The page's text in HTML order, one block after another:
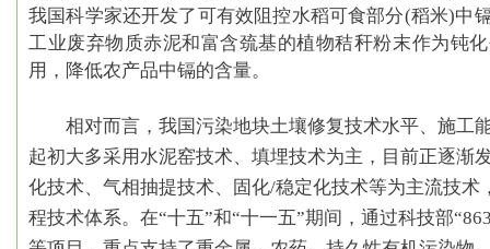
我国科学家还开发了可有效阻控水稻可食部分(稻米)中
工业废弃物质赤泥和富含巯基的植物秸秆粉末作为钝
用，降低农产品中镉的含量。
相对而言，我国污染地块土壤修复技术水平、施工
起初大多采用水泥窑技术、填埋技术为主，目前正逐渐
化技术、气相抽提技术、固化/稳定化技术等为主流技术
程技术体系。在“十五”和“十一五”期间，通过科技部